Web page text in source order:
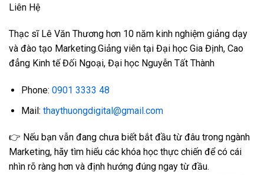
Liên Hệ
Thạc sĩ Lê Văn Thương hơn 10 năm kinh nghiệm giảng dạy
và đào tạo Marketing.Giảng viên tại Đại học Gia Định, Cao
đẳng Kinh tế Đối Ngoại, Đại học Nguyễn Tất Thành
Phone: 0901 3333 48
Mail: thaythuongdigital@gmail.com
👉 Nếu bạn vẫn đang chưa biết bắt đầu từ đâu trong ngành
Marketing, hãy tìm hiểu các khóa học thực chiến để có cái
nhìn rõ ràng hơn và định hướng đúng ngay từ đầu.